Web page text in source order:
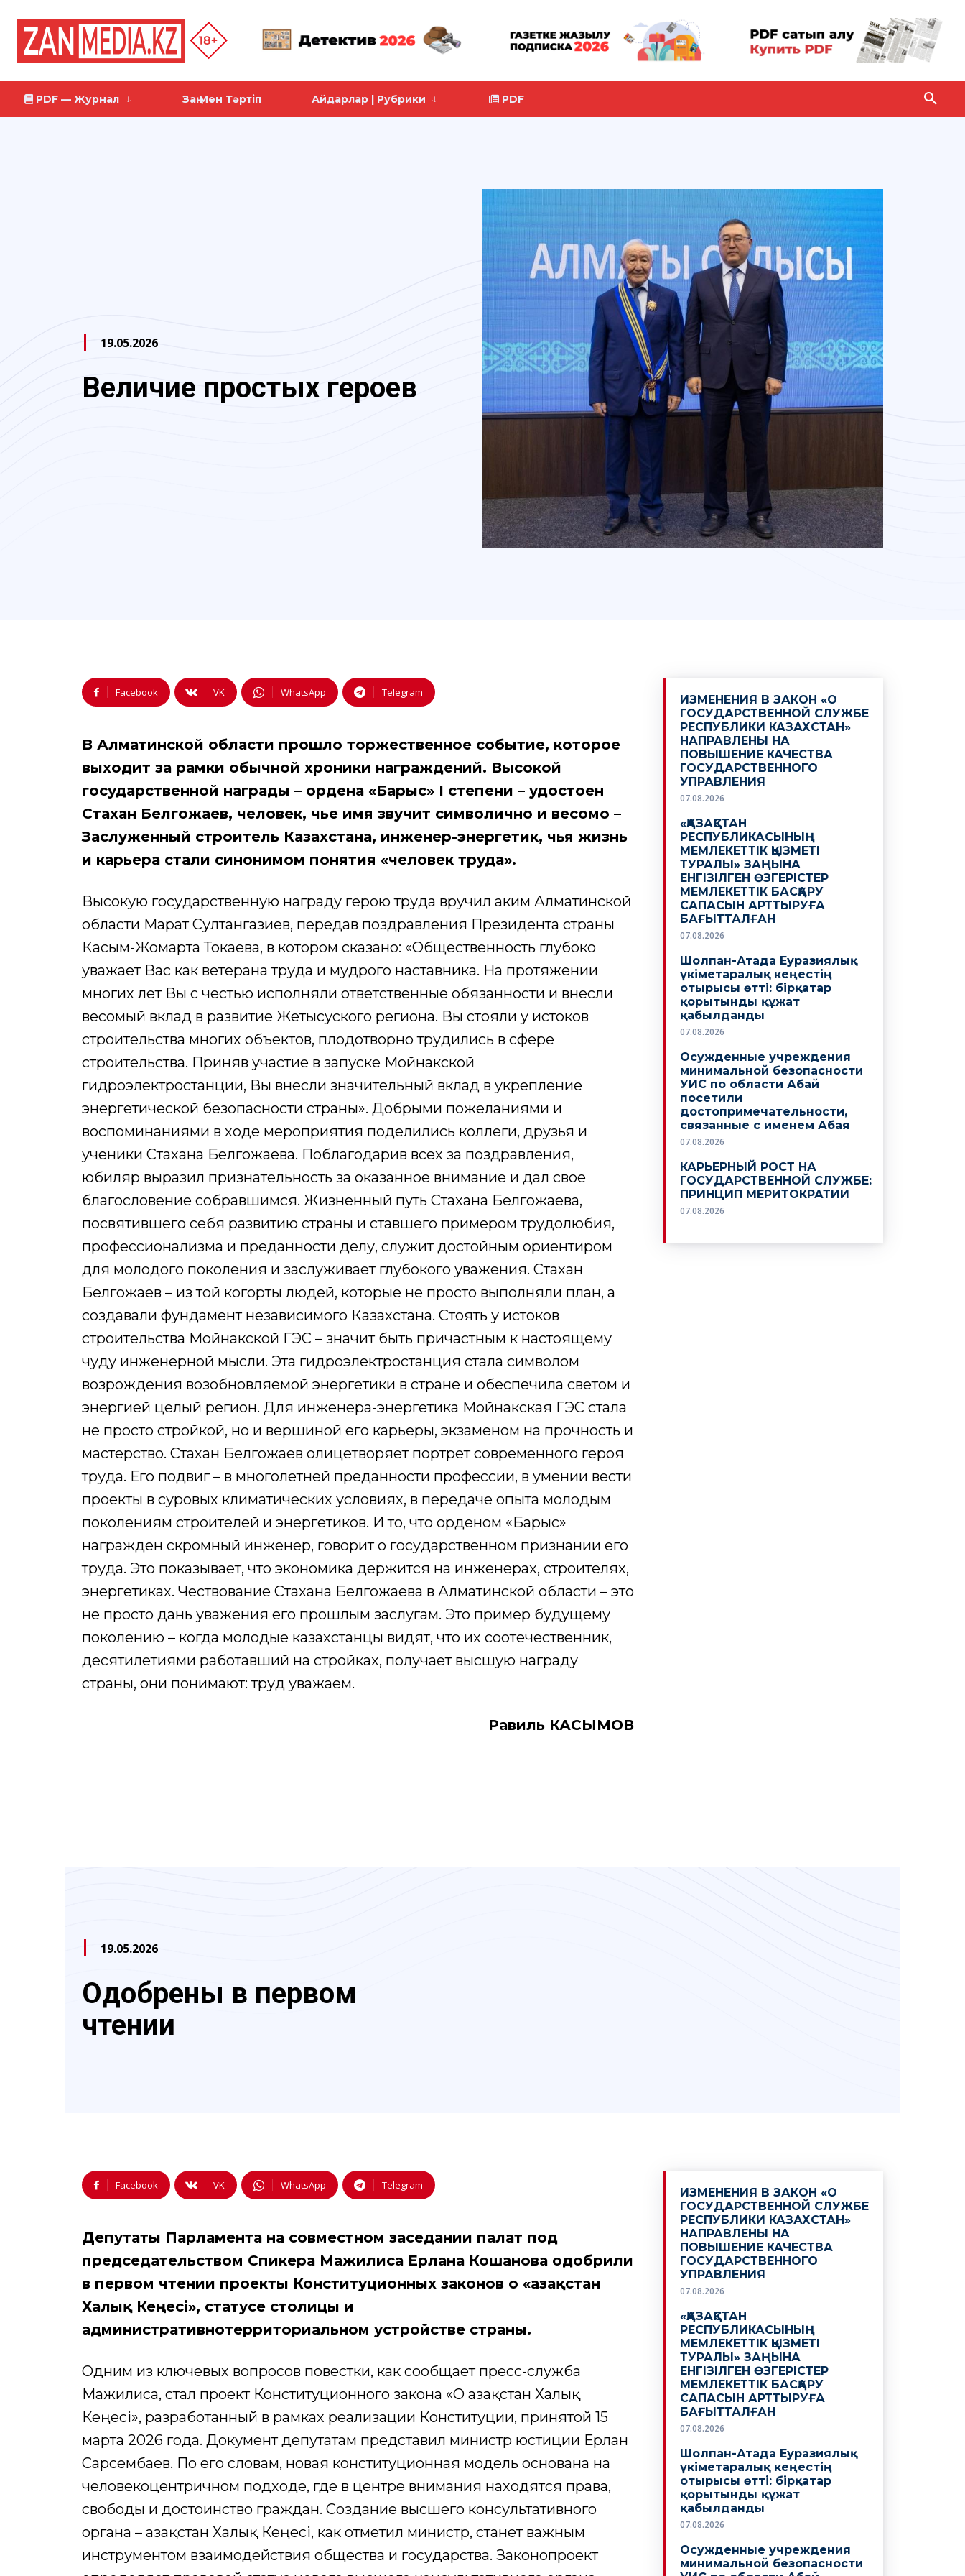
PDF — Журнал Заң Мен Тәртіп Айдарлар | Рубрики PDF
19.05.2026
Величие простых героев
Facebook VK WhatsApp Telegram
В Алматинской области прошло торжественное событие, которое
выходит за рамки обычной хроники награждений. Высокой
государственной награды – ордена «Барыс» I степени – удостоен
Стахан Белгожаев, человек, чье имя звучит символично и весомо –
Заслуженный строитель Казахстана, инженер-энергетик, чья жизнь
и карьера стали синонимом понятия «человек труда».
Высокую государственную награду герою труда вручил аким Алматинской
области Марат Султангазиев, передав поздравления Президента страны
Касым-Жомарта Токаева, в котором сказано: «Общественность глубоко
уважает Вас как ветерана труда и мудрого наставника. На протяжении
многих лет Вы с честью исполняли ответственные обязанности и внесли
весомый вклад в развитие Жетысуского региона. Вы стояли у истоков
строительства многих объектов, плодотворно трудились в сфере
строительства. Приняв участие в запуске Мойнакской
гидроэлектростанции, Вы внесли значительный вклад в укрепление
энергетической безопасности страны». Добрыми пожеланиями и
воспоминаниями в ходе мероприятия поделились коллеги, друзья и
ученики Стахана Белгожаева. Поблагодарив всех за поздравления,
юбиляр выразил признательность за оказанное внимание и дал свое
благословение собравшимся. Жизненный путь Стахана Белгожаева,
посвятившего себя развитию страны и ставшего примером трудолюбия,
профессионализма и преданности делу, служит достойным ориентиром
для молодого поколения и заслуживает глубокого уважения. Стахан
Белгожаев – из той когорты людей, которые не просто выполняли план, а
создавали фундамент независимого Казахстана. Стоять у истоков
строительства Мойнакской ГЭС – значит быть причастным к настоящему
чуду инженерной мысли. Эта гидроэлектростанция стала символом
возрождения возобновляемой энергетики в стране и обеспечила светом и
энергией целый регион. Для инженера-энергетика Мойнакская ГЭС стала
не просто стройкой, но и вершиной его карьеры, экзаменом на прочность и
мастерство. Стахан Белгожаев олицетворяет портрет современного героя
труда. Его подвиг – в многолетней преданности профессии, в умении вести
проекты в суровых климатических условиях, в передаче опыта молодым
поколениям строителей и энергетиков. И то, что орденом «Барыс»
награжден скромный инженер, говорит о государственном признании его
труда. Это показывает, что экономика держится на инженерах, строителях,
энергетиках. Чествование Стахана Белгожаева в Алматинской области – это
не просто дань уважения его прошлым заслугам. Это пример будущему
поколению – когда молодые казахстанцы видят, что их соотечественник,
десятилетиями работавший на стройках, получает высшую награду
страны, они понимают: труд уважаем.
Равиль КАСЫМОВ
ИЗМЕНЕНИЯ В ЗАКОН «О
ГОСУДАРСТВЕННОЙ СЛУЖБЕ
РЕСПУБЛИКИ КАЗАХСТАН»
НАПРАВЛЕНЫ НА
ПОВЫШЕНИЕ КАЧЕСТВА
ГОСУДАРСТВЕННОГО
УПРАВЛЕНИЯ
07.08.2026
«ҚАЗАҚСТАН
РЕСПУБЛИКАСЫНЫҢ
МЕМЛЕКЕТТІК ҚЫЗМЕТІ
ТУРАЛЫ» ЗАҢЫНА
ЕНГІЗІЛГЕН ӨЗГЕРІСТЕР
МЕМЛЕКЕТТІК БАСҚАРУ
САПАСЫН АРТТЫРУҒА
БАҒЫТТАЛҒАН
07.08.2026
Шолпан-Атада Еуразиялық
үкіметаралық кеңестің
отырысы өтті: бірқатар
қорытынды құжат
қабылданды
07.08.2026
Осужденные учреждения
минимальной безопасности
УИС по области Абай
посетили
достопримечательности,
связанные с именем Абая
07.08.2026
КАРЬЕРНЫЙ РОСТ НА
ГОСУДАРСТВЕННОЙ СЛУЖБЕ:
ПРИНЦИП МЕРИТОКРАТИИ
07.08.2026